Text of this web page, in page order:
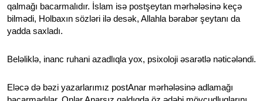
qalmağı bacarmalıdır. İslam isə postşeytan mərhələsinə keçə
bilmədi, Holbaxın sözləri ilə desək, Allahla bərabər şeytanı da
yadda saxladı.
Beləliklə, inanc ruhani azadlıqla yox, psixoloji əsarətlə nəticələndi.
Eləcə də bəzi yazarlarımız postAnar mərhələsinə adlamağı